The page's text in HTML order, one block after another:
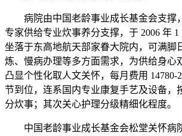
病院由中国老龄事业成长基金会支撑
专家供给专业炊事养分支撑，于 2006 年 1
坐落于东高地航天部家眷大院内，可满脚
炼、慢病办理等多方面需求，为供给身心
凸显个性化取人文关怀，每月费用 14780-
节到位，连系国内专业康复手艺及设备，
分炊事；其次关心护理分级精细化程度。
中国老龄事业成长基金会松堂关怀病